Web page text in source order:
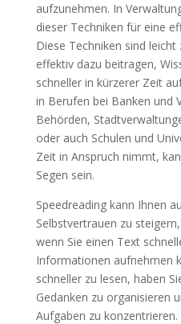
aufzunehmen. In
dieser Techniken für eine
Diese Techniken sind
effektiv dazu beitragen,
schneller in kürzerer Zeit
in Berufen bei Banken und
Behörden,
oder auch Schulen und
Zeit in Anspruch nimmt,
Segen sein.
Speedreading kann Ihnen
Selbstvertrauen zu
wenn Sie einen Text
Informationen aufnehmen
schneller zu lesen, haben
Gedanken zu organisieren
Aufgaben zu